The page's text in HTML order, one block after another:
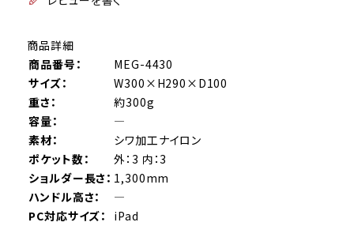
商品詳細
商品番号：
MEG-4430
サイズ：
W300×H290×D100
重さ：
約300g
容量：
―
素材：
シワ加工ナイロン
ポケット数：
外：3 内：3
ショルダー長さ： 1,300mm
ハンドル高さ：
―
PC対応サイズ：
iPad